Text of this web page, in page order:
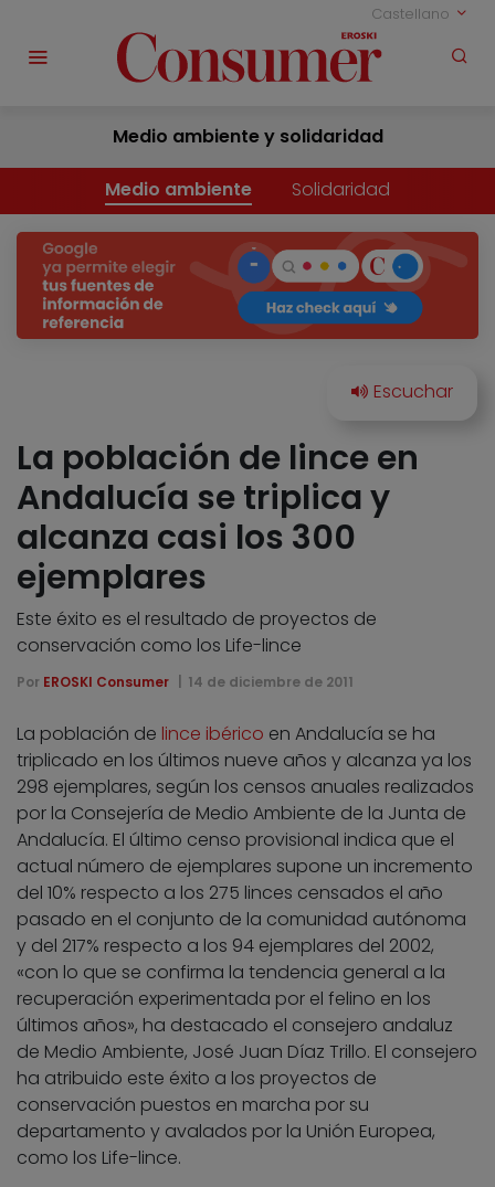
Castellano
Medio ambiente y solidaridad
Medio ambiente Solidaridad
La población de lince en
Andalucía se triplica y
alcanza casi los 300
ejemplares
Este éxito es el resultado de proyectos de
conservación como los Life-lince
Por EROSKI Consumer 14 de diciembre de 2011
La población de lince ibérico en Andalucía se ha
triplicado en los últimos nueve años y alcanza ya los
298 ejemplares, según los censos anuales realizados
por la Consejería de Medio Ambiente de la Junta de
Andalucía. El último censo provisional indica que el
actual número de ejemplares supone un incremento
del 10% respecto a los 275 linces censados el año
pasado en el conjunto de la comunidad autónoma
y del 217% respecto a los 94 ejemplares del 2002,
«con lo que se confirma la tendencia general a la
recuperación experimentada por el felino en los
últimos años», ha destacado el consejero andaluz
de Medio Ambiente, José Juan Díaz Trillo. El consejero
ha atribuido este éxito a los proyectos de
conservación puestos en marcha por su
departamento y avalados por la Unión Europea,
como los Life-lince.